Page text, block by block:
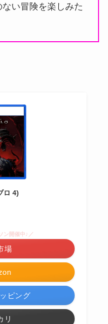
い冒険を楽しみた
ロ 4)
ン開催中♪／
場
ピング
リ